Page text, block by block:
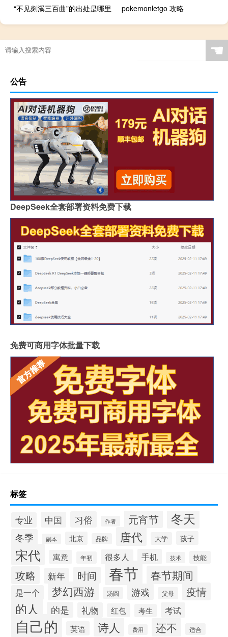
“不见剡溪三百曲”的出处是哪里 pokemonletgo 攻略
☚
公告
DeepSeek全套部署资料免费下载
免费可商用字体批量下载
标签
专业 中国 习俗 作者 元宵节 冬天
冬季 副本 北京 品牌 唐代 大学 孩子
宋代 寓意 年初 很多人 手机 技术 技能
攻略 新年 时间 春节 春节期间
是一个 梦幻西游 汤圆 游戏 父母 疫情
的人 的是 礼物 红包 考生 考试
自己的 英语 诗人 费用 还不 适合